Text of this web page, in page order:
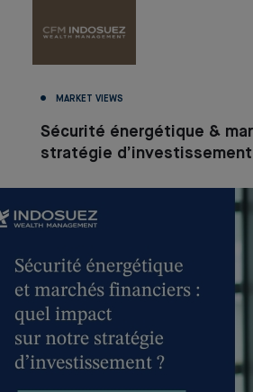
MARKET VIEWS
Sécurité énergétique &
stratégie d’investissement